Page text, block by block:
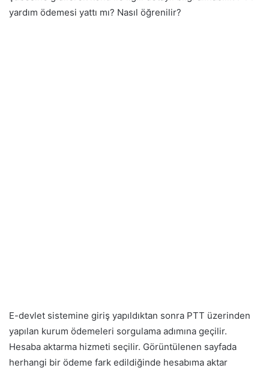
yardım ödemesi yattı mı? Nasıl öğrenilir?
E-devlet sistemine giriş yapıldıktan sonra PTT üzerinden
yapılan kurum ödemeleri sorgulama adımına geçilir.
Hesaba aktarma hizmeti seçilir. Görüntülenen sayfada
herhangi bir ödeme fark edildiğinde hesabıma aktar